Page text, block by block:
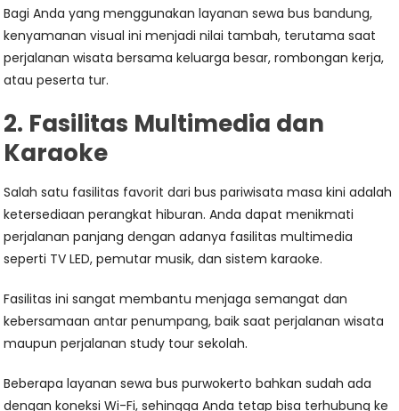
Bagi Anda yang menggunakan layanan sewa bus bandung,
kenyamanan visual ini menjadi nilai tambah, terutama saat
perjalanan wisata bersama keluarga besar, rombongan kerja,
atau peserta tur.
2. Fasilitas Multimedia dan
Karaoke
Salah satu fasilitas favorit dari bus pariwisata masa kini adalah
ketersediaan perangkat hiburan. Anda dapat menikmati
perjalanan panjang dengan adanya fasilitas multimedia
seperti TV LED, pemutar musik, dan sistem karaoke.
Fasilitas ini sangat membantu menjaga semangat dan
kebersamaan antar penumpang, baik saat perjalanan wisata
maupun perjalanan study tour sekolah.
Beberapa layanan sewa bus purwokerto bahkan sudah ada
dengan koneksi Wi-Fi, sehingga Anda tetap bisa terhubung ke